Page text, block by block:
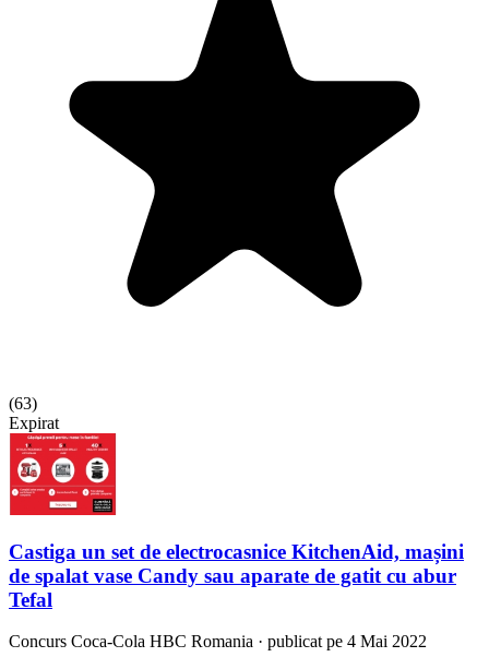
(63)
Expirat
Castiga un set de electrocasnice KitchenAid, mașini
de spalat vase Candy sau aparate de gatit cu abur
Tefal
Concurs Coca-Cola HBC Romania · publicat pe 4 Mai 2022